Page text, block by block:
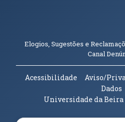
Elogios, Sugestões e
Canal
Acessibilidade Aviso/
Dados
Universidade da